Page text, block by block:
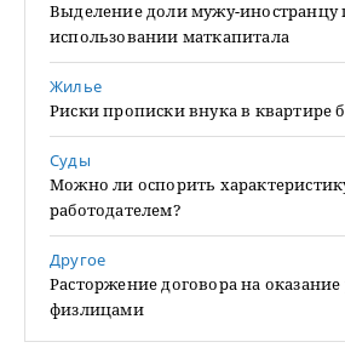
Выделение доли мужу-иностранцу
использовании маткапитала
Жилье
Риски прописки внука в квартире
Суды
Можно ли оспорить
работодателем?
Другое
Расторжение договора на
физлицами